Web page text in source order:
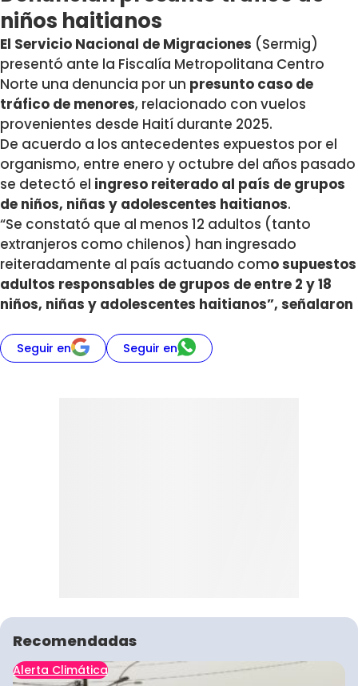
niños haitianos
El Servicio Nacional de Migraciones (Sermig)
presentó ante la Fiscalía Metropolitana Centro
Norte una denuncia por un presunto caso de
tráfico de menores, relacionado con vuelos
provenientes desde Haití durante 2025.
De acuerdo a los antecedentes expuestos por el
organismo, entre enero y octubre del años pasado
se detectó el ingreso reiterado al país de grupos
de niños, niñas y adolescentes haitianos.
“Se constató que al menos 12 adultos (tanto
extranjeros como chilenos) han ingresado
reiteradamente al país actuando como supuestos
adultos responsables de grupos de entre 2 y 18
niños, niñas y adolescentes haitianos”, señalaron
Seguir en Seguir en
Recomendadas
Alerta Climática